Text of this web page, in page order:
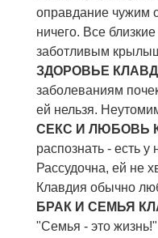
оправдание чужим
ничего. Все
заботливым
ЗДОРОВЬЕ
заболеваниям
ей нельзя.
СЕКС И ЛЮБОВЬ
распознать - есть у
Рассудочна, ей не
Клавдия обычно
БРАК И СЕМЬЯ
"Семья - это